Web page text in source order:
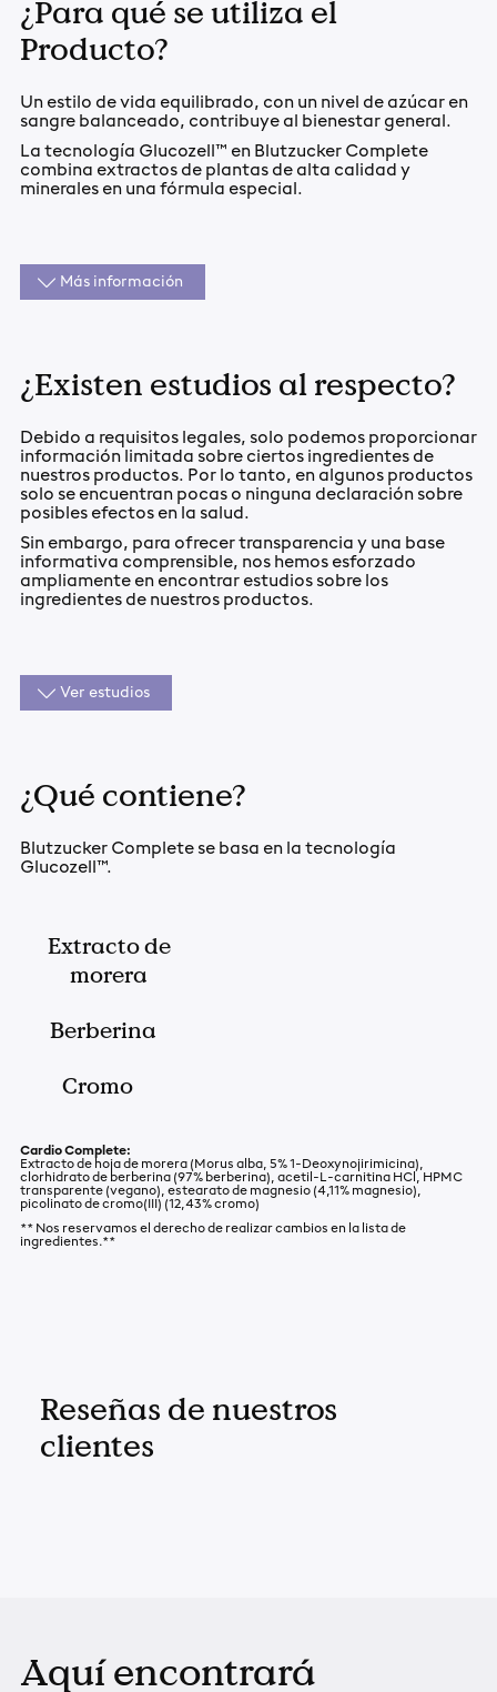
¿Para qué se utiliza el
Producto?
Un estilo de vida equilibrado, con un nivel de azúcar en
sangre balanceado, contribuye al bienestar general.
La tecnología Glucozell™ en Blutzucker Complete
combina extractos de plantas de alta calidad y
minerales en una fórmula especial.
Más información
¿Existen estudios al respecto?
Debido a requisitos legales, solo podemos proporcionar
información limitada sobre ciertos ingredientes de
nuestros productos. Por lo tanto, en algunos productos
solo se encuentran pocas o ninguna declaración sobre
posibles efectos en la salud.
Sin embargo, para ofrecer transparencia y una base
informativa comprensible, nos hemos esforzado
ampliamente en encontrar estudios sobre los
ingredientes de nuestros productos.
Ver estudios
¿Qué contiene?
Blutzucker Complete se basa en la tecnología
Glucozell™.
Extracto de
morera
Berberina
Cromo
Cardio Complete:
Extracto de hoja de morera (Morus alba, 5% 1-Deoxynojirimicina),
clorhidrato de berberina (97% berberina), acetil-L-carnitina HCl, HPMC
transparente (vegano), estearato de magnesio (4,11% magnesio),
picolinato de cromo(III) (12,43% cromo)
** Nos reservamos el derecho de realizar cambios en la lista de
ingredientes.**
Reseñas de nuestros
clientes
Aquí encontrará